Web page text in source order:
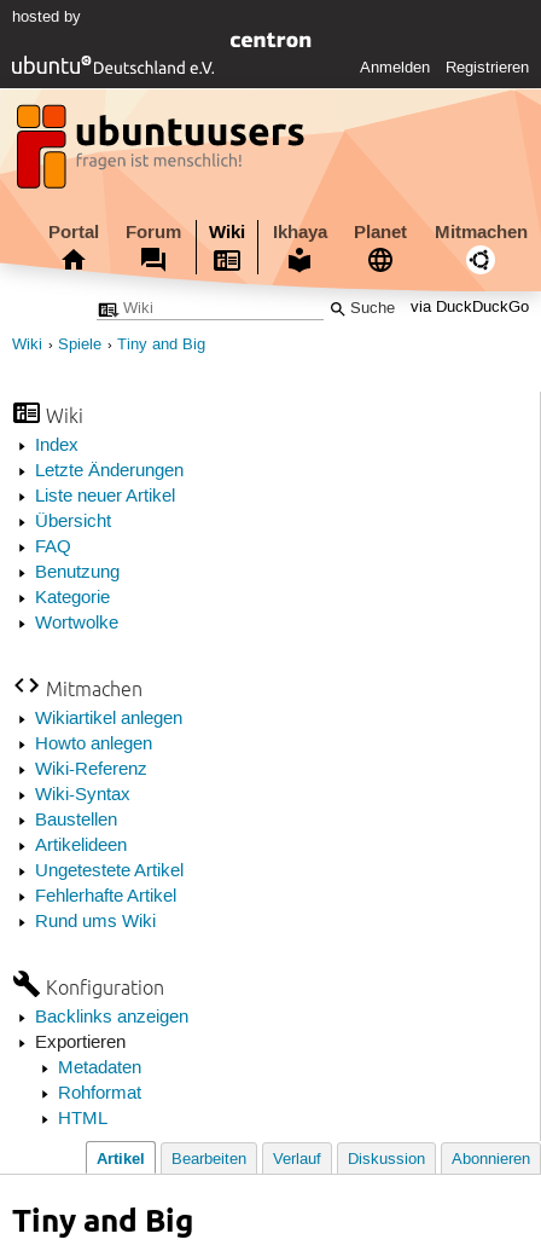
hosted by
Anmelden Registrieren
Portal Forum Wiki Ikhaya Planet Mitmachen
via DuckDuckGo
Wiki Spiele Tiny and Big
Wiki
Index
Letzte Änderungen
Liste neuer Artikel
Übersicht
FAQ
Benutzung
Kategorie
Wortwolke
Mitmachen
Wikiartikel anlegen
Howto anlegen
Wiki-Referenz
Wiki-Syntax
Baustellen
Artikelideen
Ungetestete Artikel
Fehlerhafte Artikel
Rund ums Wiki
Konfiguration
Backlinks anzeigen
Exportieren
Metadaten
Rohformat
HTML
Artikel Bearbeiten Verlauf Diskussion Abonnieren
Tiny and Big